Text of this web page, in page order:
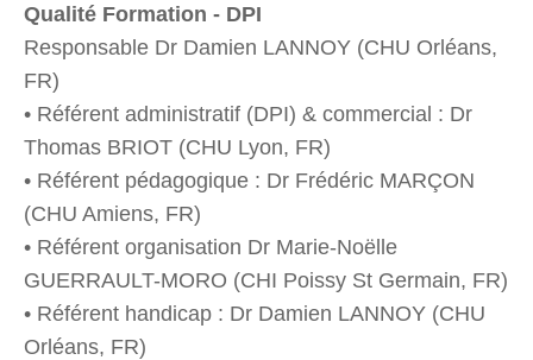
Qualité Formation - DPI
Responsable Dr Damien LANNOY (CHU Orléans,
FR)
• Référent administratif (DPI) & commercial : Dr
Thomas BRIOT (CHU Lyon, FR)
• Référent pédagogique : Dr Frédéric MARÇON
(CHU Amiens, FR)
• Référent organisation Dr Marie-Noëlle
GUERRAULT-MORO (CHI Poissy St Germain, FR)
• Référent handicap : Dr Damien LANNOY (CHU
Orléans, FR)